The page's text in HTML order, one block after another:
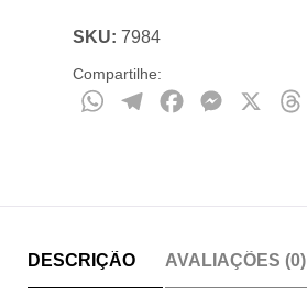
SKU: 7984
Compartilhe:
WhatsAppTelegramFacebookMessenger
DESCRIÇÃO AVALIAÇÕES (0)